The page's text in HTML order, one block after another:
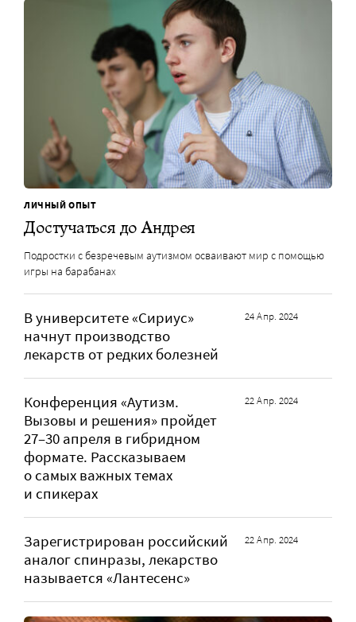
ЛИЧНЫЙ ОПЫТ
Достучаться до Андрея
Подростки с безречевым аутизмом осваивают мир с помощью
игры на барабанах
В университете «Сириус»
начнут производство
лекарств от редких болезней
24 Апр. 2024
Конференция «Аутизм.
Вызовы и решения» пройдет
27–30 апреля в гибридном
формате. Рассказываем
о самых важных темах
и спикерах
22 Апр. 2024
Зарегистрирован российский
аналог спинразы, лекарство
называется «Лантесенс»
22 Апр. 2024